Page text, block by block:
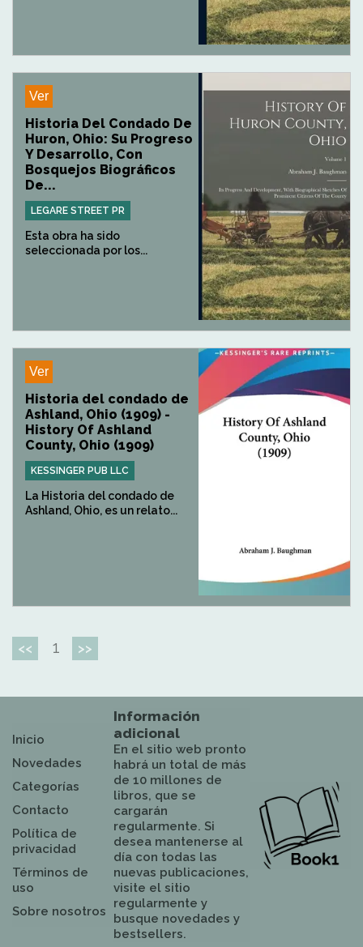
Ver
Historia Del Condado De
Huron, Ohio: Su Progreso
Y Desarrollo, Con
Bosquejos Biográficos
De...
LEGARE STREET PR
Esta obra ha sido
seleccionada por los...
Ver
Historia del condado de
Ashland, Ohio (1909) -
History Of Ashland
County, Ohio (1909)
KESSINGER PUB LLC
La Historia del condado de
Ashland, Ohio, es un relato...
<< 1 >>
Inicio
Novedades
Categorías
Contacto
Política de
privacidad
Términos de
uso
Sobre nosotros
Información
adicional
En el sitio web pronto
habrá un total de más
de 10 millones de
libros, que se
cargarán
regularmente. Si
desea mantenerse al
día con todas las
nuevas publicaciones,
visite el sitio
regularmente y
busque novedades y
bestsellers.